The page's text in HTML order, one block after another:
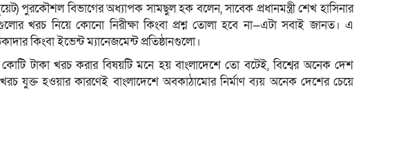
পুরকৌশল বিভাগের অধ্যাপক সামছুল হক বলেন, সাবেক প্রধানমন্ত্রী শেখ হাসিনার
খরচ নিয়ে কোনো নিরীক্ষা কিংবা প্রশ্ন তোলা হবে না—এটা সবাই জানত। এ
কিংবা ইভেন্ট ম্যানেজমেন্ট প্রতিষ্ঠানগুলো।
কোটি টাকা খরচ করার বিষয়টি মনে হয় বাংলাদেশে তো বটেই, বিশ্বের অনেক দেশ
যুক্ত হওয়ার কারণেই বাংলাদেশে অবকাঠামোর নির্মাণ ব্যয় অনেক দেশের চেয়ে